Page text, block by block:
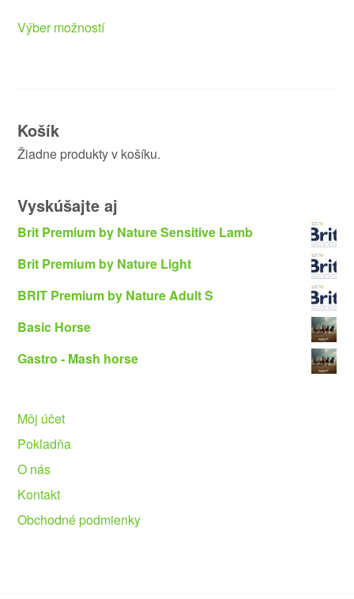
Výber možností
Košík
Žiadne produkty v košíku.
Vyskúšajte aj
Brit Premium by Nature Sensitive Lamb
Brit Premium by Nature Light
BRIT Premium by Nature Adult S
Basic Horse
Gastro - Mash horse
Môj účet
Pokladňa
O nás
Kontakt
Obchodné podmienky